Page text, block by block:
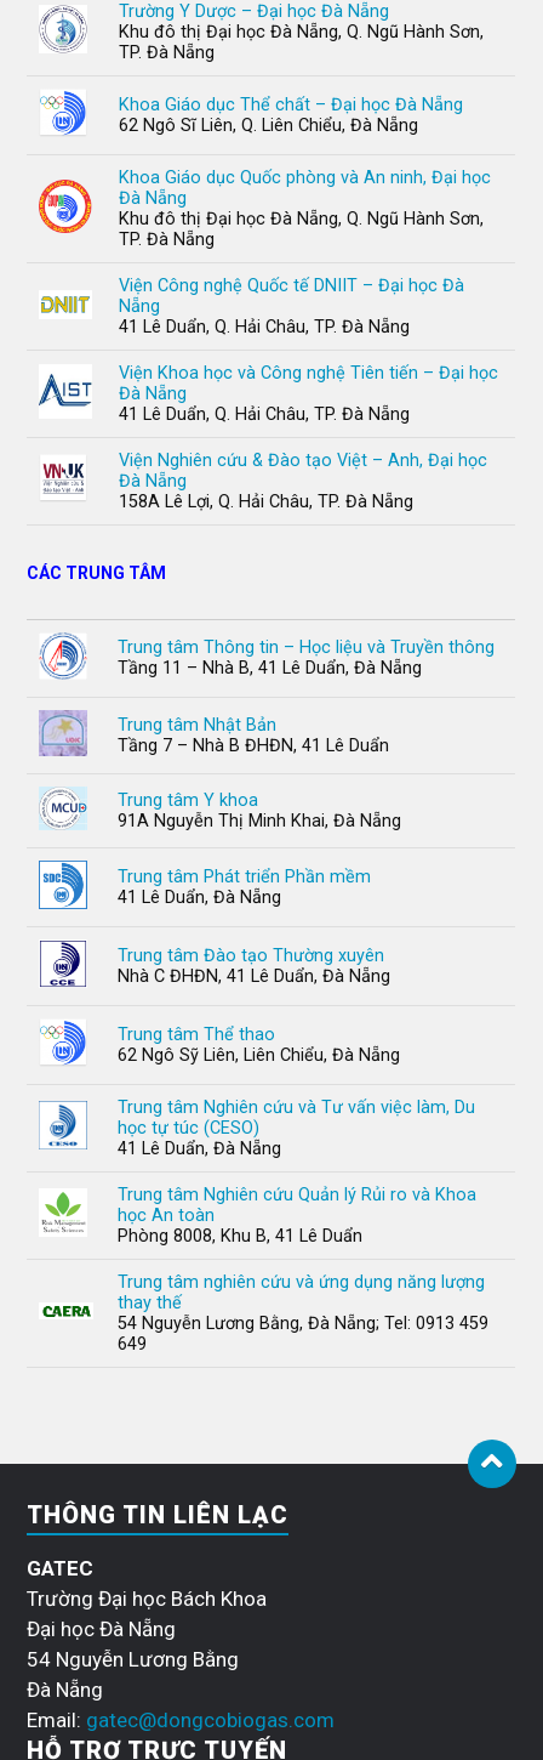
Trường Y Dược – Đại học Đà Nẵng
Khu đô thị Đại học Đà Nẵng, Q. Ngũ Hành Sơn,
TP. Đà Nẵng
Khoa Giáo dục Thể chất – Đại học Đà Nẵng
62 Ngô Sĩ Liên, Q. Liên Chiểu, Đà Nẵng
Khoa Giáo dục Quốc phòng và An ninh, Đại học
Đà Nẵng
Khu đô thị Đại học Đà Nẵng, Q. Ngũ Hành Sơn,
TP. Đà Nẵng
Viện Công nghệ Quốc tế DNIIT – Đại học Đà
Nẵng
41 Lê Duẩn, Q. Hải Châu, TP. Đà Nẵng
Viện Khoa học và Công nghệ Tiên tiến – Đại học
Đà Nẵng
41 Lê Duẩn, Q. Hải Châu, TP. Đà Nẵng
Viện Nghiên cứu & Đào tạo Việt – Anh, Đại học
Đà Nẵng
158A Lê Lợi, Q. Hải Châu, TP. Đà Nẵng
CÁC TRUNG TÂM
Trung tâm Thông tin – Học liệu và Truyền thông
Tầng 11 – Nhà B, 41 Lê Duẩn, Đà Nẵng
Trung tâm Nhật Bản
Tầng 7 – Nhà B ĐHĐN, 41 Lê Duẩn
Trung tâm Y khoa
91A Nguyễn Thị Minh Khai, Đà Nẵng
Trung tâm Phát triển Phần mềm
41 Lê Duẩn, Đà Nẵng
Trung tâm Đào tạo Thường xuyên
Nhà C ĐHĐN, 41 Lê Duẩn, Đà Nẵng
Trung tâm Thể thao
62 Ngô Sỹ Liên, Liên Chiểu, Đà Nẵng
Trung tâm Nghiên cứu và Tư vấn việc làm, Du
học tự túc (CESO)
41 Lê Duẩn, Đà Nẵng
Trung tâm Nghiên cứu Quản lý Rủi ro và Khoa
học An toàn
Phòng 8008, Khu B, 41 Lê Duẩn
Trung tâm nghiên cứu và ứng dụng năng lượng
thay thế
54 Nguyễn Lương Bằng, Đà Nẵng; Tel: 0913 459
649
THÔNG TIN LIÊN LẠC
GATEC
Trường Đại học Bách Khoa
Đại học Đà Nẵng
54 Nguyễn Lương Bằng
Đà Nẵng
Email: gatec@dongcobiogas.com
HỖ TRỢ TRỰC TUYẾN